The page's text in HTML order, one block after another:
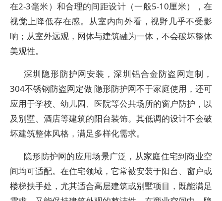
在2-3毫米）和合理的间距设计（一般5-10厘米），在
视觉上降低存在感。从室内向外看，视野几乎不受影
响；从室外远观，网体与建筑融为一体，不会破坏整体
美观性。
深圳隐形防护网安装，深圳铝合金防盗网定制，
304不锈钢防盗网定做 隐形防护网不于家庭使用，还可
应用于学校、幼儿园、医院等公共场所的窗户防护，以
及别墅、酒店等建筑的阳台装饰。其低调的设计不会破
坏建筑整体风格，满足多样化需求。
隐形防护网的应用场景广泛，从家庭住宅到商业空
间均可适配。在住宅领域，它常被安装于阳台、窗户或
楼梯扶手处，尤其适合高层建筑或别墅项目，既能满足